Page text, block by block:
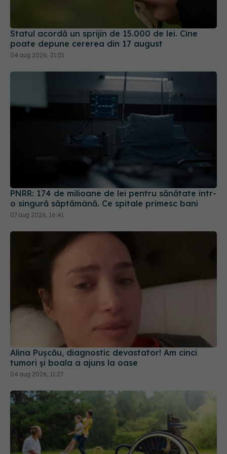
Statul acordă un sprijin de 15.000 de lei. Cine
poate depune cererea din 17 august
04 aug 2026, 21:01
PNRR: 174 de milioane de lei pentru sănătate într-
o singură săptămână. Ce spitale primesc bani
07 aug 2026, 16:41
Alina Pușcău, diagnostic devastator! Am cinci
tumori și boala a ajuns la oase
04 aug 2026, 11:27